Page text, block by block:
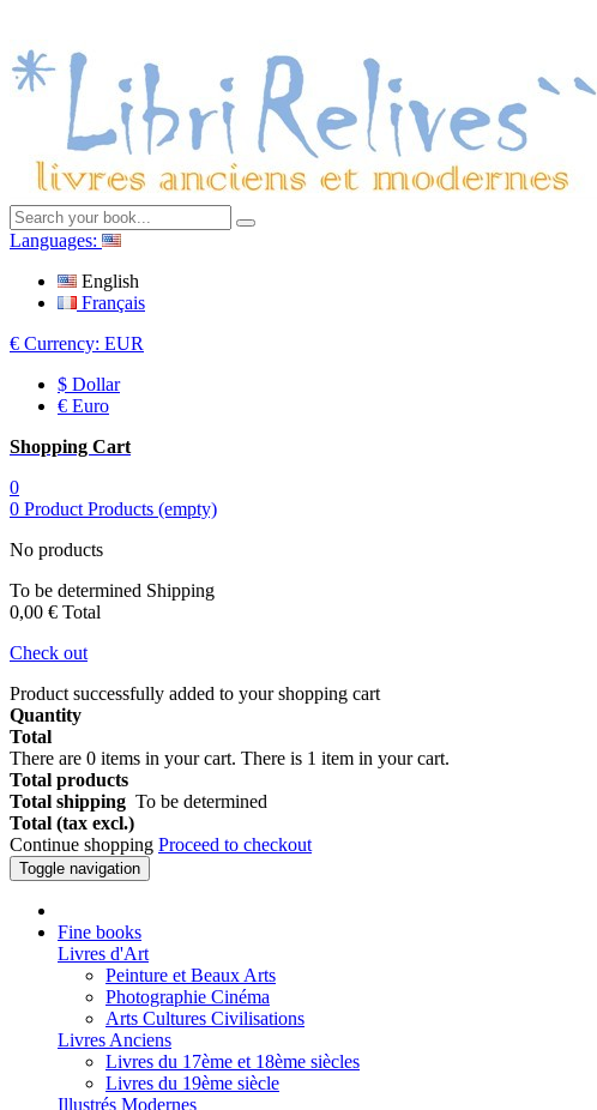
Languages:
English
Français
€ Currency: EUR
$ Dollar
€ Euro
Shopping Cart
0
0 Product Products (empty)
No products
To be determined Shipping
0,00 € Total
Check out
Product successfully added to your shopping cart
Quantity
Total
There are 0 items in your cart. There is 1 item in your cart.
Total products
Total shipping To be determined
Total (tax excl.)
Continue shopping Proceed to checkout
Toggle navigation
Fine books
Livres d'Art
Peinture et Beaux Arts
Photographie Cinéma
Arts Cultures Civilisations
Livres Anciens
Livres du 17ème et 18ème siècles
Livres du 19ème siècle
Illustrés Modernes